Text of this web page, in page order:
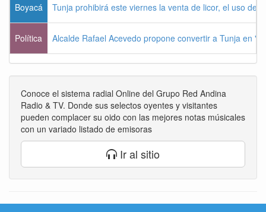
Boyacá Tunja prohibirá este viernes la venta de licor, el uso de
Política Alcalde Rafael Acevedo propone convertir a Tunja en
Conoce el sistema radial Online del Grupo Red Andina
Radio & TV. Donde sus selectos oyentes y visitantes
pueden complacer su oido con las mejores notas músicales
con un variado listado de emisoras
Ir al sitio